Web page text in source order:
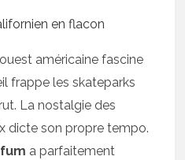
américaine fascine
frappe les skateparks
La nostalgie des
dicte son propre tempo.
a parfaitement